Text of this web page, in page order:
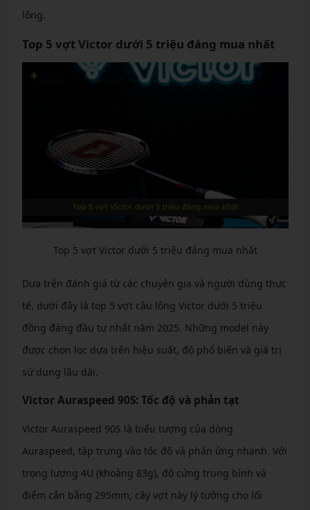
lông.
Top 5 vợt Victor dưới 5 triệu đáng mua nhất
Top 5 vợt Victor dưới 5 triệu đáng mua nhất
Dựa trên đánh giá từ các chuyên gia và người dùng thực
tế, dưới đây là top 5 vợt cầu lông Victor dưới 5 triệu
đồng đáng đầu tư nhất năm 2025. Những model này
được chọn lọc dựa trên hiệu suất, độ phổ biến và giá trị
sử dụng lâu dài.
Victor Auraspeed 90S: Tốc độ và phản tạt
Victor Auraspeed 90S là biểu tượng của dòng
Auraspeed, tập trung vào tốc độ và phản ứng nhanh. Với
trọng lượng 4U (khoảng 83g), độ cứng trung bình và
điểm cân bằng 295mm, cây vợt này lý tưởng cho lối